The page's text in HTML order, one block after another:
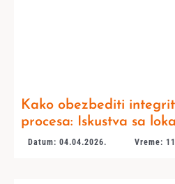
Kako obezbediti
procesa: Iskustva sa
Datum: 04.04.2026. Vreme: